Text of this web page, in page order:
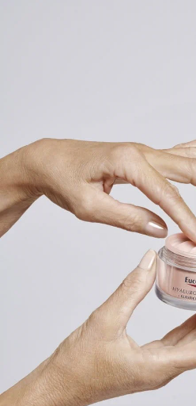
rynkor. Det nya Kollagen-
kraftfull kombination avArctiin
återaktiverar
elasticitet medan Eucerins
reduceraråldersfläckar.
Dagcremen innehåller även
som förbygger solindcerat
blir djupare.